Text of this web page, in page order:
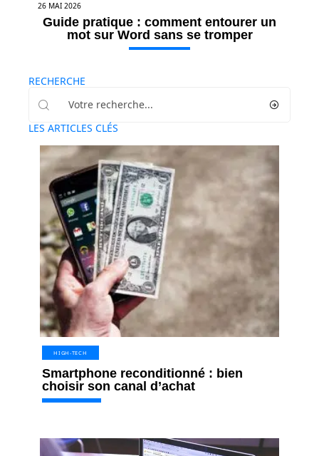
26 MAI 2026
Guide pratique : comment entourer un
mot sur Word sans se tromper
RECHERCHE
LES ARTICLES CLÉS
HIGH-TECH
Smartphone reconditionné : bien
choisir son canal d’achat